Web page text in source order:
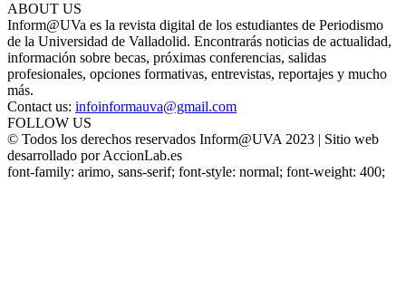
ABOUT US
Inform@UVa es la revista digital de los estudiantes de Periodismo
de la Universidad de Valladolid. Encontrarás noticias de actualidad,
información sobre becas, próximas conferencias, salidas
profesionales, opciones formativas, entrevistas, reportajes y mucho
más.
Contact us: infoinformauva@gmail.com
FOLLOW US
© Todos los derechos reservados Inform@UVA 2023 | Sitio web
desarrollado por AccionLab.es
font-family: arimo, sans-serif; font-style: normal; font-weight: 400;